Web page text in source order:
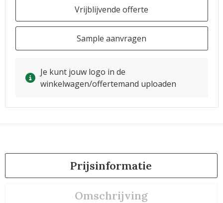
Vrijblijvende offerte
Sample aanvragen
Je kunt jouw logo in de
winkelwagen/offertemand uploaden
Prijsinformatie
Omschrijving